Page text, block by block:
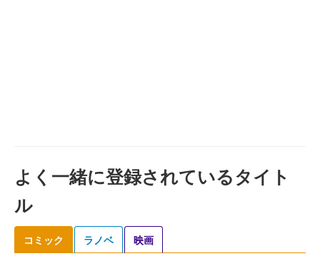
よく一緒に登録されているタイト
ル
コミック ラノベ 映画